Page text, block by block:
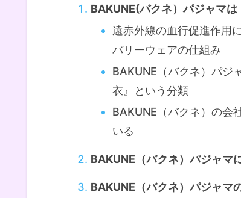
BAKUNE(バクネ）パジャマ
遠赤外線の血行促進作用
バリーウェアの仕組み
BAKUNE（バクネ）パジ
衣』という分類
BAKUNE（バクネ）の会
いる
BAKUNE（バクネ）パジャマ
BAKUNE（バクネ）パジャマ